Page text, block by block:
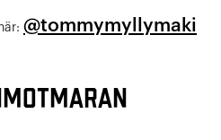
@tommymyllymaki